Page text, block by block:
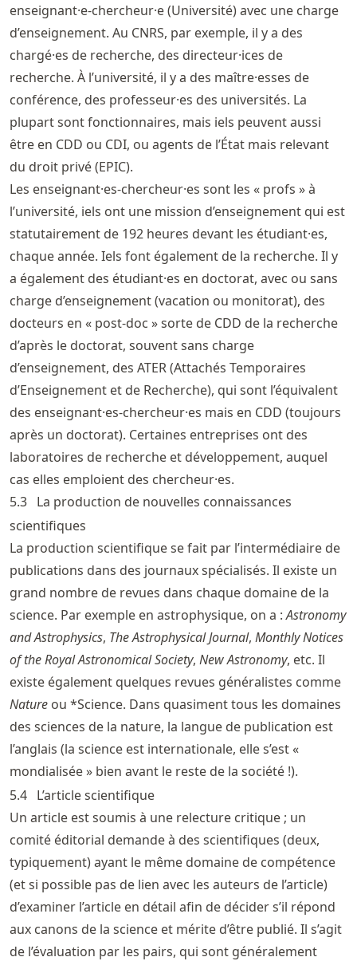
enseignant·e-chercheur·e (Université) avec une charge
d’enseignement. Au CNRS, par exemple, il y a des
chargé·es de recherche, des directeur·ices de
recherche. À l’université, il y a des maître·esses de
conférence, des professeur·es des universités. La
plupart sont fonctionnaires, mais iels peuvent aussi
être en CDD ou CDI, ou agents de l’État mais relevant
du droit privé (EPIC).
Les enseignant·es-chercheur·es sont les « profs » à
l’université, iels ont une mission d’enseignement qui est
statutairement de 192 heures devant les étudiant·es,
chaque année. Iels font également de la recherche. Il y
a également des étudiant·es en doctorat, avec ou sans
charge d’enseignement (vacation ou monitorat), des
docteurs en « post-doc » sorte de CDD de la recherche
d’après le doctorat, souvent sans charge
d’enseignement, des ATER (Attachés Temporaires
d’Enseignement et de Recherche), qui sont l’équivalent
des enseignant·es-chercheur·es mais en CDD (toujours
après un doctorat). Certaines entreprises ont des
laboratoires de recherche et développement, auquel
cas elles emploient des chercheur·es.
5.3 La production de nouvelles connaissances
scientifiques
La production scientifique se fait par l’intermédiaire de
publications dans des journaux spécialisés. Il existe un
grand nombre de revues dans chaque domaine de la
science. Par exemple en astrophysique, on a :Astronomy
and Astrophysics, The Astrophysical Journal, Monthly Notices
of the Royal Astronomical Society, New Astronomy, etc. Il
existe également quelques revues généralistes comme
Nature ou *Science. Dans quasiment tous les domaines
des sciences de la nature, la langue de publication est
l’anglais (la science est internationale, elle s’est «
mondialisée » bien avant le reste de la société !).
5.4 L’article scientifique
Un article est soumis à une relecture critique ; un
comité éditorial demande à des scientifiques (deux,
typiquement) ayant le même domaine de compétence
(et si possible pas de lien avec les auteurs de l’article)
d’examiner l’article en détail afin de décider s’il répond
aux canons de la science et mérite d’être publié. Il s’agit
de l’évaluation par les pairs, qui sont généralement